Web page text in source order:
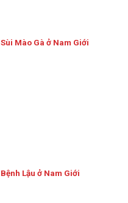
Sùi Mào Gà ở Nam Giới
Bệnh Lậu ở Nam Giới